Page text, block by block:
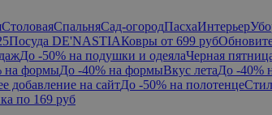
СтоловаяСпальняСад-огородПасхаИнтерьер
Посуда DE'NASTIAКовры от 699 руб
До -50% на подушки и одеялаЧерная
на формыДо -40% на формыВкус летаДо -40%
добавление на сайтДо -50% на полотенце
по 169 руб